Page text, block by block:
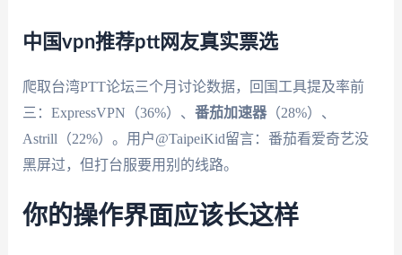
中国vpn推荐ptt网友真实票选
爬取台湾PTT论坛三个月讨论数据，回国工具提及率前
三：ExpressVPN（36%）、 番茄加速器（28%）、
Astrill（22%）。用户@TaipeiKid留言：番茄看爱奇艺没
黑屏过，但打台服要用别的线路。
你的操作界面应该长这样